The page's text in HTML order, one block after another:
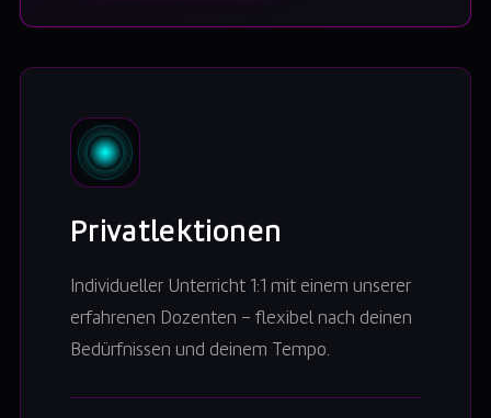
Privatlektionen
Individueller Unterricht 1:1 mit einem unserer
erfahrenen Dozenten – flexibel nach deinen
Bedürfnissen und deinem Tempo.